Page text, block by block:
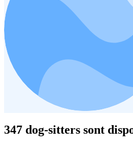
347 dog-sitters sont